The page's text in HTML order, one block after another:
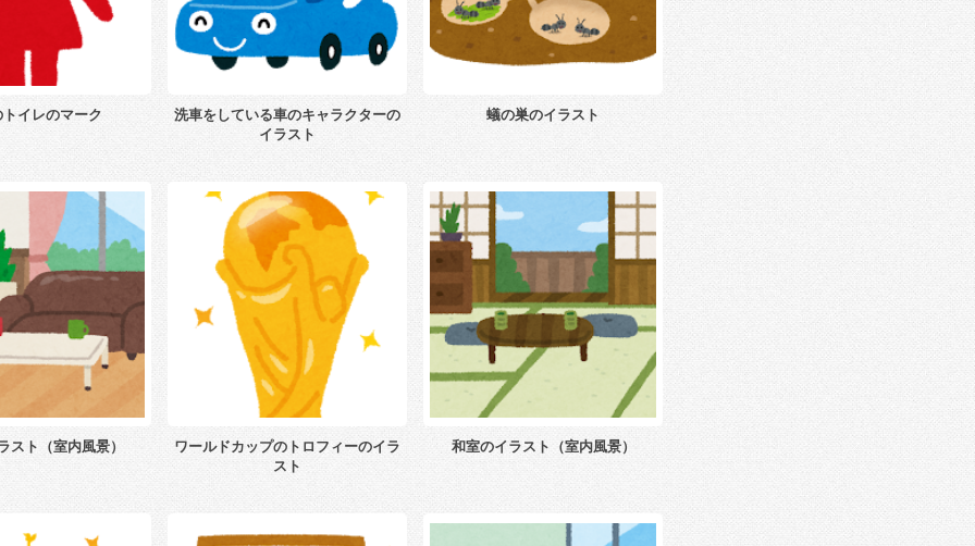
イレのマーク
洗車をしている車のキャラクターの
イラスト
蟻の巣のイラスト
スト（室内風景）
ワールドカップのトロフィーのイラ
スト
和室のイラスト（室内風景）